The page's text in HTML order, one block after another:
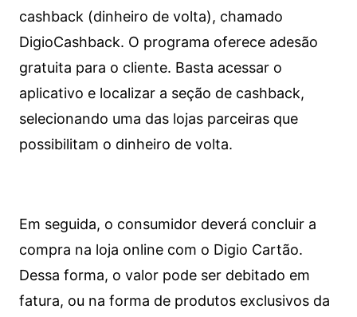
cashback (dinheiro de volta), chamado
DigioCashback. O programa oferece adesão
gratuita para o cliente. Basta acessar o
aplicativo e localizar a seção de cashback,
selecionando uma das lojas parceiras que
possibilitam o dinheiro de volta.
Em seguida, o consumidor deverá concluir a
compra na loja online com o Digio Cartão.
Dessa forma, o valor pode ser debitado em
fatura, ou na forma de produtos exclusivos da